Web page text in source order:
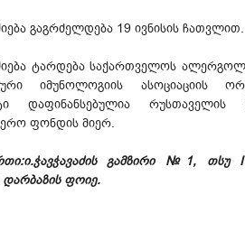
გაგრძელდება 19 ივნისის ჩათვლით.
ტარდება საქართველოს
იმუნოლოგიის ასოციაციის
დაფინანსებულია რუსთაველის
ფონდის მიერ.
გამზირი №1, თსუ
დარბაზის ფოიე.